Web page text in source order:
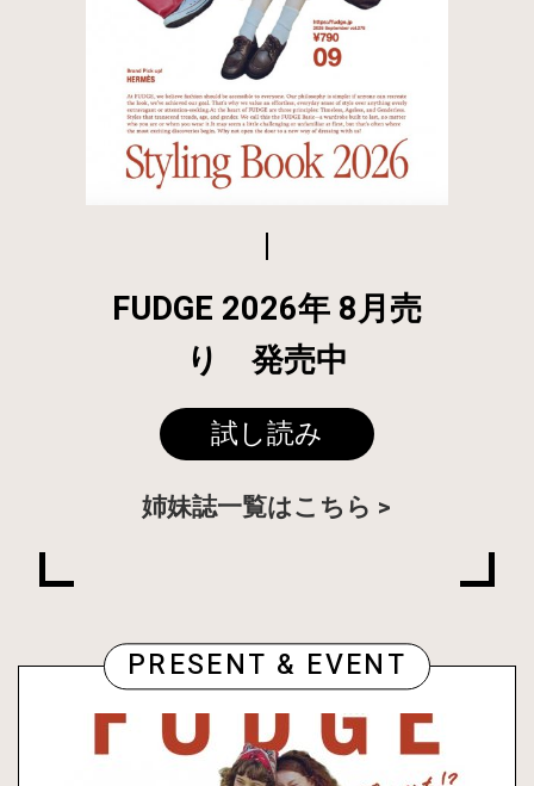
FUDGE 2026年 8月売
り 発売中
試し読み
姉妹誌一覧はこちら
PRESENT & EVENT